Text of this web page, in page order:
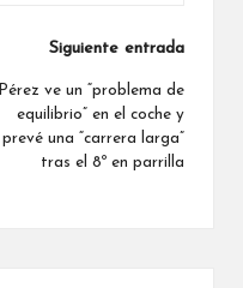
Siguiente entrada
Pérez ve un “problema de
equilibrio” en el coche y
prevé una “carrera larga”
tras el 8º en parrilla